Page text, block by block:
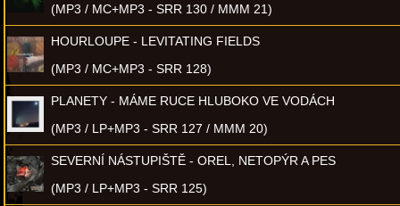
(MP3 / MC+MP3 - SRR 130 / MMM 21)
HOURLOUPE - LEVITATING FIELDS
(MP3 / MC+MP3 - SRR 128)
PLANETY - MÁME RUCE HLUBOKO VE VODÁCH
(MP3 / LP+MP3 - SRR 127 / MMM 20)
SEVERNÍ NÁSTUPIŠTĚ - OREL, NETOPÝR A PES
(MP3 / LP+MP3 - SRR 125)